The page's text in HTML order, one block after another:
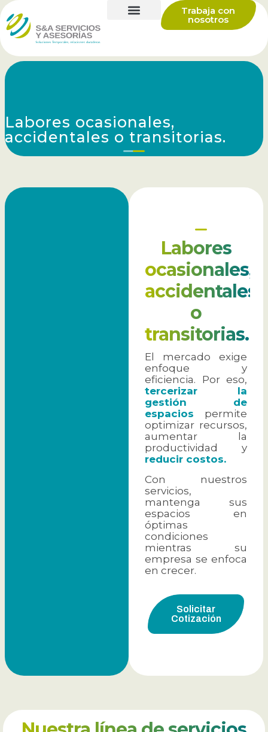
Trabaja con
nosotros
Labores ocasionales,
accidentales o transitorias.
Labores
ocasionales,
accidentales
o
transitorias.
El mercado exige
enfoque y
eficiencia. Por eso,
tercerizar la
gestión de
espacios permite
optimizar recursos,
aumentar la
productividad y
reducir costos.
Con nuestros
servicios,
mantenga sus
espacios en
óptimas
condiciones
mientras su
empresa se enfoca
en crecer.
Solicitar
Cotización